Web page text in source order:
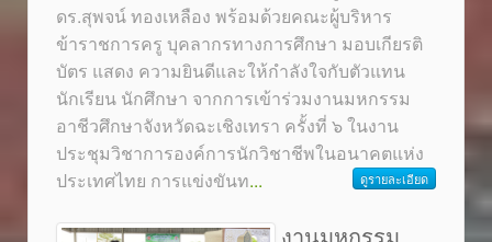
ดร.สุพจน์ ทองเหลือง พร้อมด้วยคณะผู้บริหาร
ข้าราชการครู บุคลากรทางการศึกษา มอบเกียรติ
บัตร แสดง ความยินดีและให้กำลังใจกับตัวแทน
นักเรียน นักศึกษา จากการเข้าร่วมงานมหกรรม
อาชีวศึกษาจังหวัดฉะเชิงเทรา ครั้งที่ ๖ ในงาน
ประชุมวิชาการองค์การนักวิชาชีพในอนาคตแห่ง
ประเทศไทย การแข่งขันท... ดูรายละเอียด
งานมหกรรม